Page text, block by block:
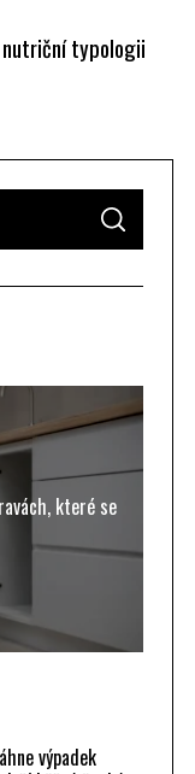
typologii
S
A
C
které se
výpadek